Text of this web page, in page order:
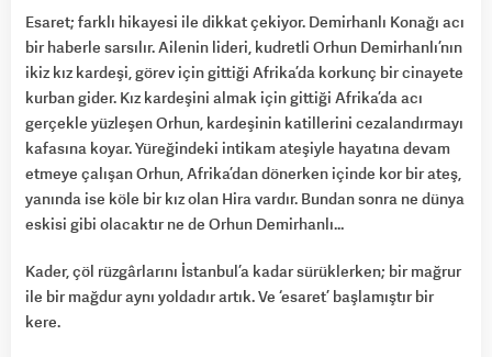
Esaret; farklı hikayesi ile dikkat çekiyor. Demirhanlı Konağı acı
bir haberle sarsılır. Ailenin lideri, kudretli Orhun Demirhanlı’nın
ikiz kız kardeşi, görev için gittiği Afrika’da korkunç bir cinayete
kurban gider. Kız kardeşini almak için gittiği Afrika’da acı
gerçekle yüzleşen Orhun, kardeşinin katillerini cezalandırmayı
kafasına koyar. Yüreğindeki intikam ateşiyle hayatına devam
etmeye çalışan Orhun, Afrika’dan dönerken içinde kor bir ateş,
yanında ise köle bir kız olan Hira vardır. Bundan sonra ne dünya
eskisi gibi olacaktır ne de Orhun Demirhanlı…
Kader, çöl rüzgârlarını İstanbul’a kadar sürüklerken; bir mağrur
ile bir mağdur aynı yoldadır artık. Ve ‘esaret’ başlamıştır bir
kere.